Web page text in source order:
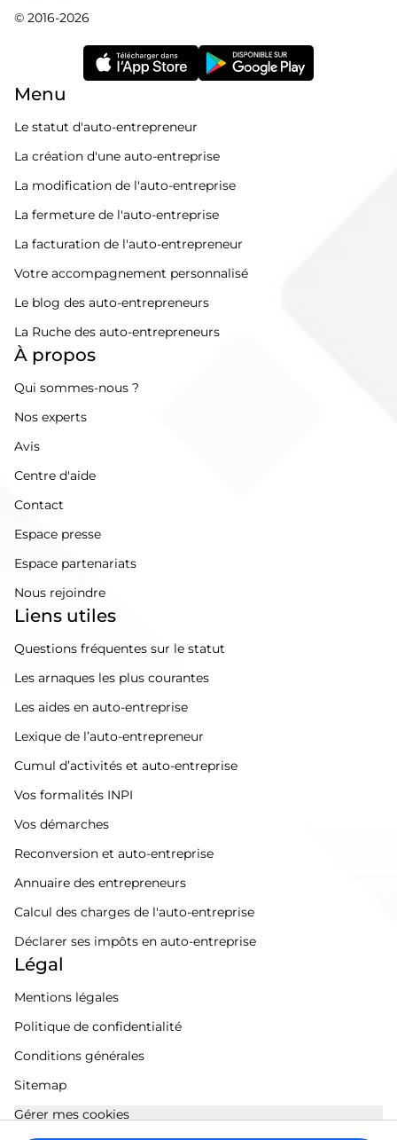
© 2016-2026
Menu
Le statut d'auto-entrepreneur
La création d'une auto-entreprise
La modification de l'auto-entreprise
La fermeture de l'auto-entreprise
La facturation de l'auto-entrepreneur
Votre accompagnement personnalisé
Le blog des auto-entrepreneurs
La Ruche des auto-entrepreneurs
À propos
Qui sommes-nous ?
Nos experts
Avis
Centre d'aide
Contact
Espace presse
Espace partenariats
Nous rejoindre
Liens utiles
Questions fréquentes sur le statut
Les arnaques les plus courantes
Les aides en auto-entreprise
Lexique de l’auto-entrepreneur
Cumul d’activités et auto-entreprise
Vos formalités INPI
Vos démarches
Reconversion et auto-entreprise
Annuaire des entrepreneurs
Calcul des charges de l'auto-entreprise
Déclarer ses impôts en auto-entreprise
Légal
Mentions légales
Politique de confidentialité
Conditions générales
Sitemap
Gérer mes cookies